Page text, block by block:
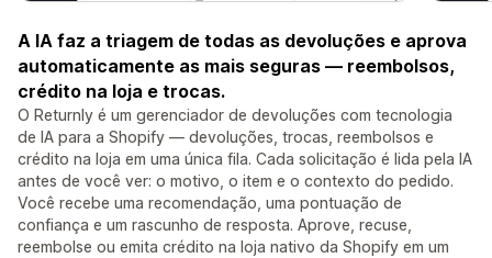
A IA faz a triagem de todas as devoluções e aprova
automaticamente as mais seguras — reembolsos,
crédito na loja e trocas.
O Returnly é um gerenciador de devoluções com tecnologia
de IA para a Shopify — devoluções, trocas, reembolsos e
crédito na loja em uma única fila. Cada solicitação é lida pela IA
antes de você ver: o motivo, o item e o contexto do pedido.
Você recebe uma recomendação, uma pontuação de
confiança e um rascunho de resposta. Aprove, recuse,
reembolse ou emita crédito na loja nativo da Shopify em um